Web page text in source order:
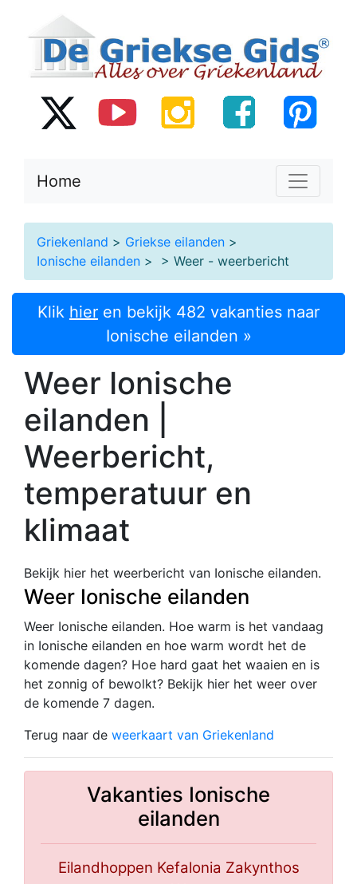
Home
Griekenland > Griekse eilanden >
Ionische eilanden > > Weer - weerbericht
Klik hier en bekijk 482 vakanties naar
Ionische eilanden »
Weer Ionische
eilanden |
Weerbericht,
temperatuur en
klimaat
Bekijk hier het weerbericht van Ionische eilanden.
Weer Ionische eilanden
Weer Ionische eilanden. Hoe warm is het vandaag
in Ionische eilanden en hoe warm wordt het de
komende dagen? Hoe hard gaat het waaien en is
het zonnig of bewolkt? Bekijk hier het weer over
de komende 7 dagen.
Terug naar de weerkaart van Griekenland
Vakanties Ionische
eilanden
Eilandhoppen Kefalonia Zakynthos